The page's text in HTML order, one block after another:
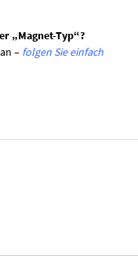
„Magnet-Typ“?
– folgen Sie einfach